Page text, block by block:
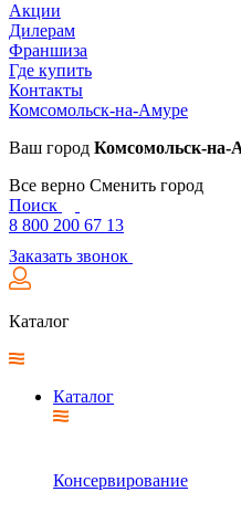
Акции
Дилерам
Франшиза
Где купить
Контакты
Комсомольск-на-Амуре
Ваш город Комсомольск-на-
Все верно Сменить город
Поиск
8 800 200 67 13
Заказать звонок
Каталог
Каталог
Консервирование